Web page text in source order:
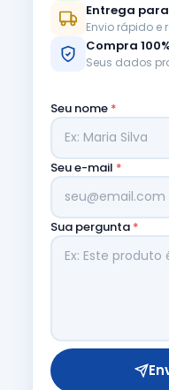
Entrega
Envio rápido e
Compra
Seus dados
Seu nome *
Seu e-mail *
Sua pergunta *